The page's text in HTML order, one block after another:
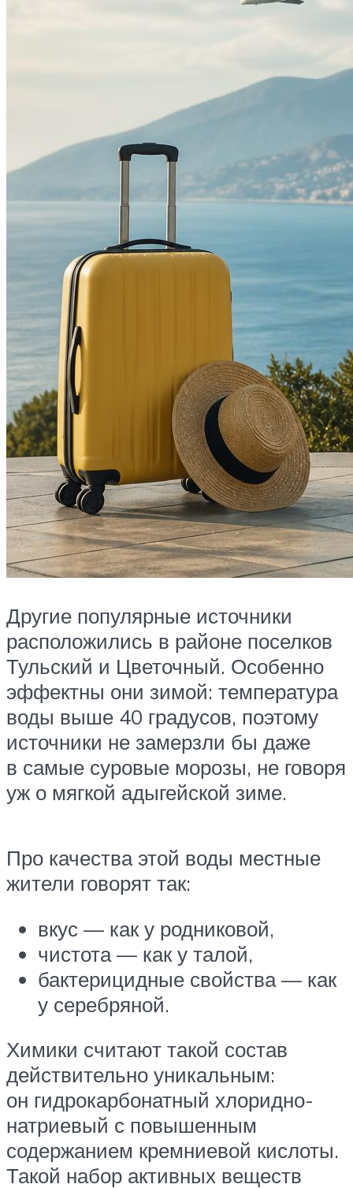
Другие популярные источники
расположились в районе поселков
Тульский и Цветочный. Особенно
эффектны они зимой: температура
воды выше 40 градусов, поэтому
источники не замерзли бы даже
в самые суровые морозы, не говоря
уж о мягкой адыгейской зиме.
Про качества этой воды местные
жители говорят так:
вкус — как у родниковой,
чистота — как у талой,
бактерицидные свойства — как
у серебряной.
Химики считают такой состав
действительно уникальным:
он гидрокарбонатный хлоридно-
натриевый с повышенным
содержанием кремниевой кислоты.
Такой набор активных веществ